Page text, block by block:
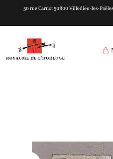
50 rue Carnot 50800 Villedieu-les-